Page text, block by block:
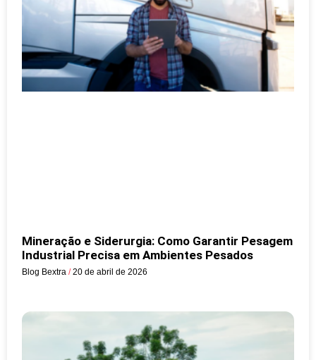
Mineração e Siderurgia: Como Garantir Pesagem
Industrial Precisa em Ambientes Pesados
Blog Bextra 20 de abril de 2026